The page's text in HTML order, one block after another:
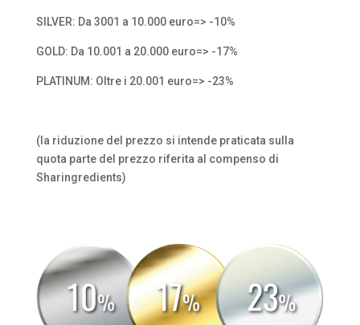
SILVER: Da 3001 a 10.000 euro=> -10%
GOLD: Da 10.001 a 20.000 euro=> -17%
PLATINUM: Oltre i 20.001 euro=> -23%
(la riduzione del prezzo si intende praticata sulla
quota parte del prezzo riferita al compenso di
Sharingredients)